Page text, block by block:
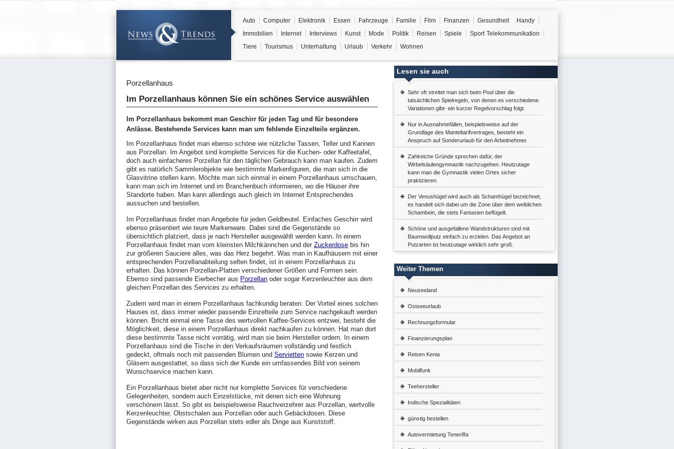
Auto Computer Elektronik Essen Fahrzeuge Familie Film Finanzen Gesundheit
Handy
Immobilien
Internet Interviews Kunst Mode Politik Reisen Spiele Sport Telekommunikation
Tiere
Tourismus Unterhaltung Urlaub Verkehr Wohnen
Porzellanhaus
Im Porzellanhaus können Sie ein schönes Service auswählen
Im Porzellanhaus bekommt man Geschirr für jeden Tag und für besondere
Anlässe. Bestehende Services kann man um fehlende Einzelteile ergänzen.
Im Porzellanhaus findet man ebenso schöne wie nützliche Tassen, Teller und Kannen
aus Porzellan. Im Angebot sind komplette Services für die Kuchen- oder Kaffeetafel,
doch auch einfacheres Porzellan für den täglichen Gebrauch kann man kaufen. Zudem
gibt es natürlich Sammlerobjekte wie bestimmte Markenfiguren, die man sich in die
Glasvitrine stellen kann. Möchte man sich einmal in einem Porzellanhaus umschauen,
kann man sich im Internet und im Branchenbuch informieren, wo die Häuser ihre
Standorte haben. Man kann allerdings auch gleich im Internet Entsprechendes
aussuchen und bestellen.
Im Porzellanhaus findet man Angebote für jeden Geldbeutel. Einfaches Geschirr wird
ebenso präsentiert wie teure Markenware. Dabei sind die Gegenstände so
übersichtlich platziert, dass je nach Hersteller ausgewählt werden kann. In einem
Porzellanhaus findet man vom kleinsten Milchkännchen und der Zuckerdose bis hin
zur größeren Sauciere alles, was das Herz begehrt. Was man in Kaufhäusern mit einer
entsprechenden Porzellanabteilung selten findet, ist in einem Porzellanhaus zu
erhalten. Das können Porzellan-Platten verschiedener Größen und Formen sein.
Ebenso sind passende Eierbecher aus Porzellan oder sogar Kerzenleuchter aus dem
gleichen Porzellan des Services zu erhalten.
Zudem wird man in einem Porzellanhaus fachkundig beraten. Der Vorteil eines solchen
Hauses ist, dass immer wieder passende Einzelteile zum Service nachgekauft werden
können. Bricht einmal eine Tasse des wertvollen Kaffee-Services entzwei, besteht die
Möglichkeit, diese in einem Porzellanhaus direkt nachkaufen zu können. Hat man dort
diese bestimmte Tasse nicht vorrätig, wird man sie beim Hersteller ordern. In einem
Porzellanhaus sind die Tische in den Verkaufsräumen vollständig und festlich
gedeckt, oftmals noch mit passenden Blumen und Servietten sowie Kerzen und
Gläsern ausgestattet, so dass sich der Kunde ein umfassendes Bild von seinem
Wunschservice machen kann.
Ein Porzellanhaus bietet aber nicht nur komplette Services für verschiedene
Gelegenheiten, sondern auch Einzelstücke, mit denen sich eine Wohnung
verschönern lässt. So gibt es beispielsweise Rauchverzehrer aus Porzellan, wertvolle
Kerzenleuchter, Obstschalen aus Porzellan oder auch Gebäckdosen. Diese
Gegenstände wirken aus Porzellan stets edler als Dinge aus Kunststoff.
Lesen sie auch
Sehr oft streitet man sich beim Pool über die
tatsächlichen Spielregeln, von denen es verschiedene
Variationen gibt- ein kurzer Regelvorschlag folgt.
Nur in Ausnahmefällen, beispielsweise auf der
Grundlage des Manteltarifvertrages, besteht ein
Anspruch auf Sonderurlaub für den Arbeitnehmer.
Zahlreiche Gründe sprechen dafür, der
Wirbelsäulengymnastik nachzugehen. Heutzutage
kann man die Gymnastik vielen Ortes sicher
praktizieren.
Der Venushügel wird auch als Schamhügel bezeichnet,
es handelt sich dabei um die Zone über dem weiblichen
Schambein, die stets Fantasien beflügelt.
Schöne und ausgefallene Wandstrukturen sind mit
Baumwollputz einfach zu erzielen. Das Angebot an
Putzarten ist heutzutage wirklich sehr groß.
Weiter Themen
Neuseeland
Ostseeurlaub
Rechnungsformular
Finanzierungsplan
Reisen Kenia
Mobilfunk
Teehersteller
Indische Spezialitäten
günstig bestellen
Autovermietung Teneriffa